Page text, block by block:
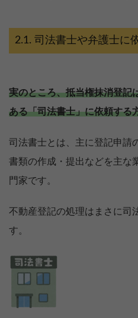
司法書士や弁護士に
実のところ、抵当権抹消登記
ある「司法書士」に依頼する
司法書士とは、主に登記申請
書類の作成・提出などを主な
門家です。
不動産登記の処理はまさに司
す。